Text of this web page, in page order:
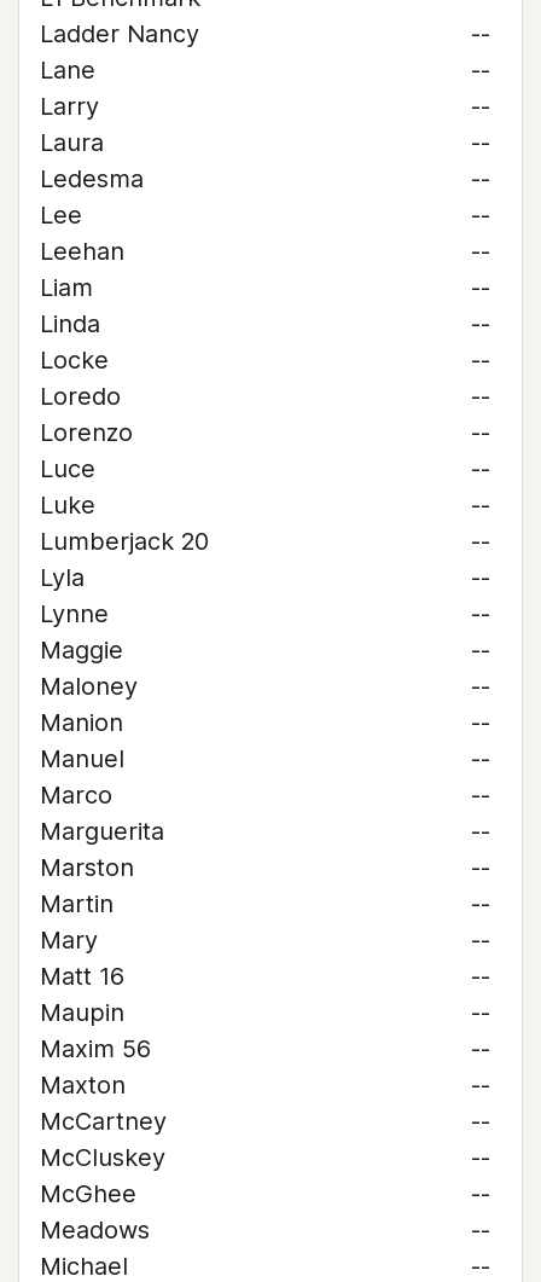
Ladder Nancy
--
Lane
--
Larry
--
Laura
--
Ledesma
--
Lee
--
Leehan
--
Liam
--
Linda
--
Locke
--
Loredo
--
Lorenzo
--
Luce
--
Luke
--
Lumberjack 20
--
Lyla
--
Lynne
--
Maggie
--
Maloney
--
Manion
--
Manuel
--
Marco
--
Marguerita
--
Marston
--
Martin
--
Mary
--
Matt 16
--
Maupin
--
Maxim 56
--
Maxton
--
McCartney
--
McCluskey
--
McGhee
--
Meadows
--
Michael
--